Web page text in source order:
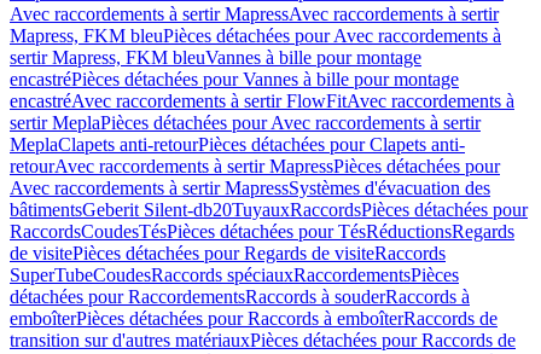
Avec raccordements à sertir MapressAvec raccordements à sertir
Mapress, FKM bleuPièces détachées pour Avec raccordements à
sertir Mapress, FKM bleuVannes à bille pour montage
encastréPièces détachées pour Vannes à bille pour montage
encastréAvec raccordements à sertir FlowFitAvec raccordements à
sertir MeplaPièces détachées pour Avec raccordements à sertir
MeplaClapets anti-retourPièces détachées pour Clapets anti-
retourAvec raccordements à sertir MapressPièces détachées pour
Avec raccordements à sertir MapressSystèmes d'évacuation des
bâtimentsGeberit Silent-db20TuyauxRaccordsPièces détachées pour
RaccordsCoudesTésPièces détachées pour TésRéductionsRegards
de visitePièces détachées pour Regards de visiteRaccords
SuperTubeCoudesRaccords spéciauxRaccordementsPièces
détachées pour RaccordementsRaccords à souderRaccords à
emboîterPièces détachées pour Raccords à emboîterRaccords de
transition sur d'autres matériauxPièces détachées pour Raccords de